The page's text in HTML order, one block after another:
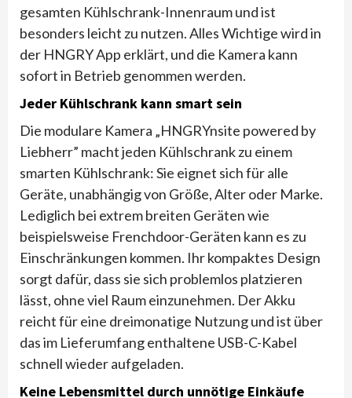
gesamten Kühlschrank-Innenraum und ist
besonders leicht zu nutzen. Alles Wichtige wird in
der HNGRY App erklärt, und die Kamera kann
sofort in Betrieb genommen werden.
Jeder Kühlschrank kann smart sein
Die modulare Kamera „HNGRYnsite powered by
Liebherr” macht jeden Kühlschrank zu einem
smarten Kühlschrank: Sie eignet sich für alle
Geräte, unabhängig von Größe, Alter oder Marke.
Lediglich bei extrem breiten Geräten wie
beispielsweise Frenchdoor-Geräten kann es zu
Einschränkungen kommen. Ihr kompaktes Design
sorgt dafür, dass sie sich problemlos platzieren
lässt, ohne viel Raum einzunehmen. Der Akku
reicht für eine dreimonatige Nutzung und ist über
das im Lieferumfang enthaltene USB-C-Kabel
schnell wieder aufgeladen.
Keine Lebensmittel durch unnötige Einkäufe